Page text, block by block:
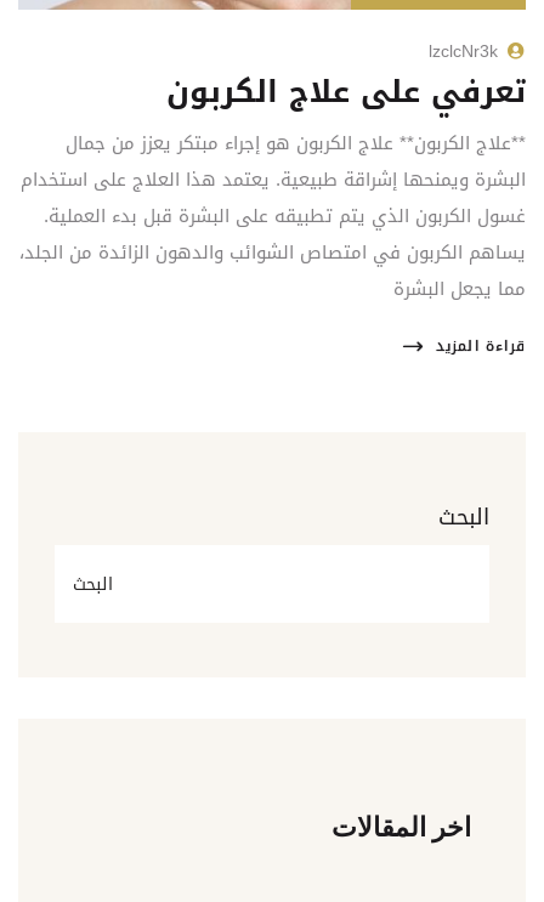
lzclcNr3k
تعرفي على علاج الكربون
**علاج الكربون** علاج الكربون هو إجراء مبتكر يعزز من جمال
البشرة ويمنحها إشراقة طبيعية. يعتمد هذا العلاج على استخدام
غسول الكربون الذي يتم تطبيقه على البشرة قبل بدء العملية.
يساهم الكربون في امتصاص الشوائب والدهون الزائدة من الجلد،
مما يجعل البشرة
قراءة المزيد
البحث
البحث
اخر المقالات